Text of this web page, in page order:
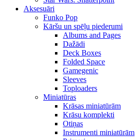
Aksesuāri
Funko Pop
Kāršu un spēļu piederumi
Albums and Pages
Dažādi
Deck Boxes
Folded Space
Gamegenic
Sleeves
Toploaders
Miniatūras
Krāsas miniatūrām
Krāsu komplekti
Otiņas
Instrumenti miniatūrām